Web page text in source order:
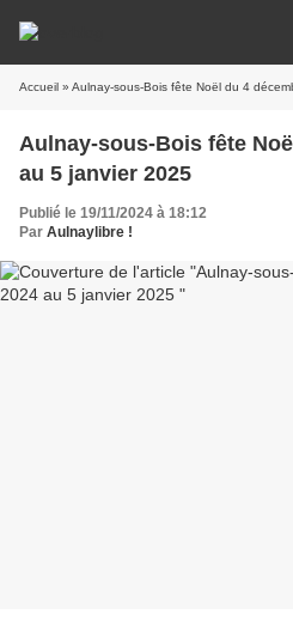
Accueil » Aulnay-sous-Bois fête Noël du 4
Aulnay-sous-Bois fête
au 5 janvier 2025
Publié le 19/11/2024 à 18:12
Par Aulnaylibre !